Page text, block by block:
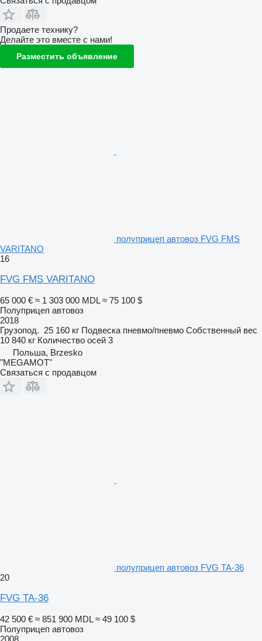
Продаете технику?
Делайте это вместе с нами!
Разместить объявление
полуприцеп автовоз FVG FMS
VARITANO
16
FVG FMS VARITANO
65 000 € ≈ 1 303 000 MDL ≈ 75 100 $
Полуприцеп автовоз
2018
Грузопод. 25 160 кг Подвеска пневмо/пневмо Собственный вес
10 840 кг Количество осей 3
Польша, Brzesko
"MEGAMOT"
Связаться с продавцом
полуприцеп автовоз FVG TA-36
20
FVG TA-36
42 500 € ≈ 851 900 MDL ≈ 49 100 $
Полуприцеп автовоз
2008